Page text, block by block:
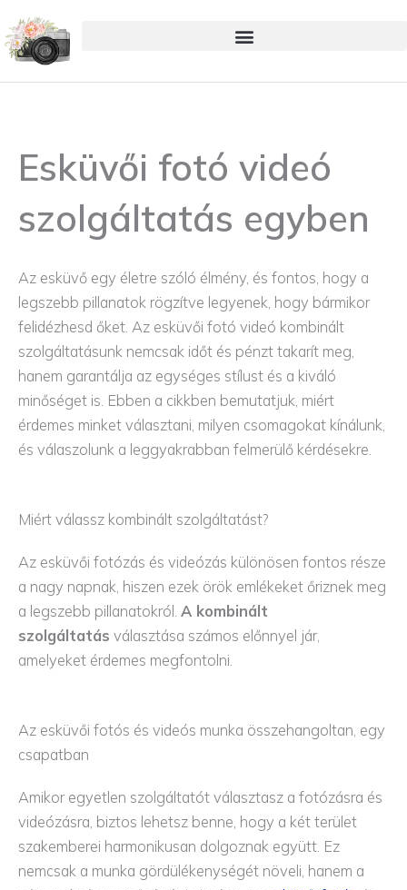
to
content
Esküvői fotó videó
szolgáltatás egyben
Az esküvő egy életre szóló élmény, és fontos, hogy a
legszebb pillanatok rögzítve legyenek, hogy bármikor
felidézhesd őket. Az esküvői fotó videó kombinált
szolgáltatásunk nemcsak időt és pénzt takarít meg,
hanem garantálja az egységes stílust és a kiváló
minőséget is. Ebben a cikkben bemutatjuk, miért
érdemes minket választani, milyen csomagokat kínálunk,
és válaszolunk a leggyakrabban felmerülő kérdésekre.
Miért válassz kombinált szolgáltatást?
Az esküvői fotózás és videózás különösen fontos része
a nagy napnak, hiszen ezek örök emlékeket őriznek meg
a legszebb pillanatokról. A kombinált
szolgáltatás választása számos előnnyel jár,
amelyeket érdemes megfontolni.
Az esküvői fotós és videós munka összehangoltan, egy
csapatban
Amikor egyetlen szolgáltatót választasz a fotózásra és
videózásra, biztos lehetsz benne, hogy a két terület
szakemberei harmonikusan dolgoznak együtt. Ez
nemcsak a munka gördülékenységét növeli, hanem a